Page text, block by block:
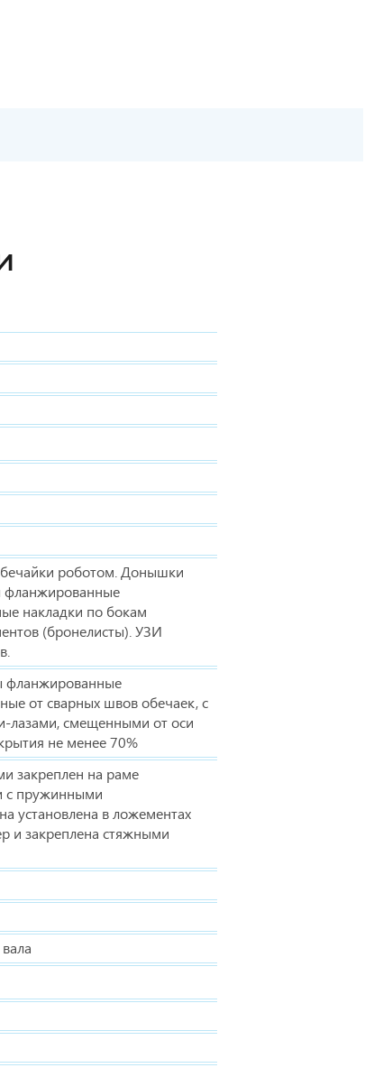
роботом. Донышки
фланжированные
накладки по бокам
(бронелисты). УЗИ
фланжированные
от сварных швов обечаек, с
лазами, смещенными от оси
не менее 70%
закреплен на раме
с пружинными
установлена в ложементах
и закреплена стяжными